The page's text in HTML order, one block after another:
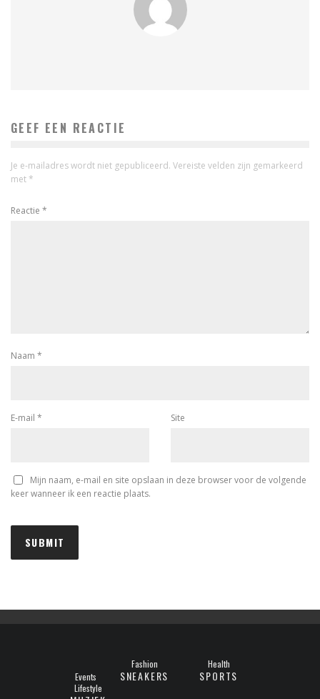
GEEF EEN REACTIE
Je e-mailadres wordt niet gepubliceerd. Vereiste velden zijn gemarkeerd
met *
Reactie *
Naam *
E-mail * Site
Mijn naam, e-mail en site opslaan in deze browser voor de volgende
keer wanneer ik een reactie plaats.
Events
Fashion
SNEAKERS
Health
SPORTS
Lifestyle